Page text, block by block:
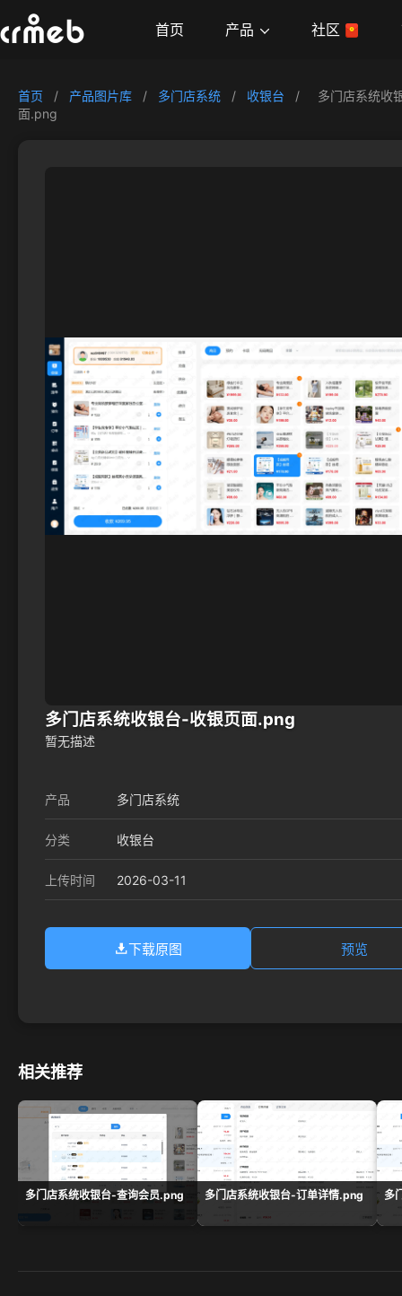
首页 产品 社区
首页 / 产品图片库 / 多门店系统 / 收银台 /
多门店系统收
面.png
多门店系统收银台-收银页面.png
暂无描述
产品 多门店系统
分类 收银台
上传时间 2026-03-11
下载原图 预览
相关推荐
多门店系统收银台-查询会员.png 多门店系统收银台-订单详情.png 多